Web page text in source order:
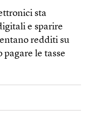
sta
e sparire
redditi su
le tasse